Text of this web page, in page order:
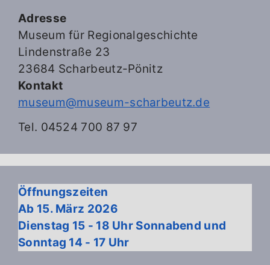
Adresse
Museum für Regionalgeschichte
Lindenstraße 23
23684 Scharbeutz-Pönitz
Kontakt
museum@museum-scharbeutz.de
Tel. 04524 700 87 97
Öffnungszeiten
Ab 15. März 2026
Dienstag 15 - 18 Uhr Sonnabend und
Sonntag 14 - 17 Uhr